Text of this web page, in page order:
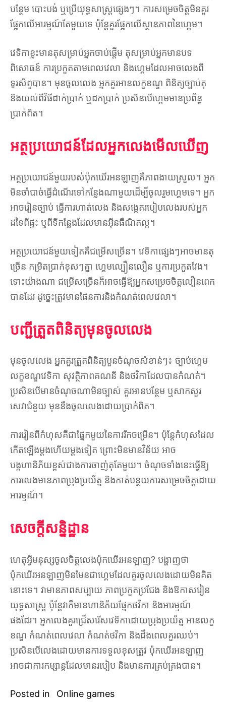
បន្ថែម បោះបង់ ឬប្រើយុទ្ធសាស្រ្តផ្សេងៗ។ ការសម្រេចចិត្តមិនគួរ
ផ្អែកលើអារម្មណ៍តែមួយទេ ប៉ុន្តែគួរផ្អែកលើស្ថានភាពនៃហ្គេម។
វេទិកាខ្លះមានតុសម្រាប់អ្នកចាប់ផ្តើម តុសម្រាប់អ្នកមានបទ
ពិសោធន៍ ការប្រកួតតាមពេលវេលា និងហ្គេមដែលអាចលេងពី
ទូរស័ព្ទបាន។ មុនចូលលេង អ្នកគួរអានលក្ខខណ្ឌ ពិនិត្យច្បាប់តុ
និងយល់ពីវិធីដាក់ប្រាក់ ឬដកប្រាក់ ប្រសិនបើហ្គេមមានប្រព័ន្ធ
ប្រាក់ពិត។
អត្ថប្រយោជន៍ដែលអ្នកលេងមើលឃើញ
អត្ថប្រយោជន៍មួយរបស់ប៉ុកឃើរអនឡាញគឺភាពងាយស្រួល។ អ្នក
មិនចាំបាច់ធ្វើដំណើរទៅកន្លែងណាមួយដើម្បីចូលរួមហ្គេមទេ។ អ្នក
អាចរៀនច្បាប់ ធ្វើការហាត់លេង និងសង្កេតរបៀបលេងរបស់អ្នក
ដទៃពីផ្ទះ ឬពីទីកន្លែងដែលមានអ៊ីនធឺណិតល្អ។
អត្ថប្រយោជន៍មួយទៀតគឺជម្រើសច្រើន។ វេទិកាផ្សេងៗអាចមានតុ
ច្រើន កម្រិតប្រាក់ខុសៗគ្នា ហ្គេមល្បឿនលឿន ឬការប្រកួតវែង។
ទោះយ៉ាងណា ជម្រើសច្រើនក៏អាចធ្វើឱ្យអ្នកសម្រេចចិត្តលឿនពេក
បានដែរ ដូច្នេះត្រូវមានផែនការនិងកំណត់ពេលវេលា។
បញ្ជីត្រួតពិនិត្យមុនចូលលេង
មុនចូលលេង អ្នកគួរត្រួតពិនិត្យបួនចំណុចសំខាន់ៗ៖ ច្បាប់ហ្គេម
លក្ខខណ្ឌវេទិកា សុវត្ថិភាពគណនី និងថវិកាដែលបានកំណត់។
ប្រសិនបើមានចំណុចណាមិនច្បាស់ គួរអានបន្ថែម ឬសាកសួរ
សេវាជំនួយ មុននឹងចូលលេងដោយប្រាក់ពិត។
ការរៀនពីកំហុសគឺជាផ្នែកមួយនៃការរីកចម្រើន។ ប៉ុន្តែកំហុសដែល
កើតឡើងម្តងហើយម្តងទៀត ព្រោះមិនមានវិន័យ អាច
បង្កហានិភ័យខ្ពស់ជាងការចាញ់តុតែមួយ។ ចំណុចទាំងនេះធ្វើឱ្យ
ការលេងមានភាពប្រុងប្រយ័ត្ន និងកាត់បន្ថយការសម្រេចចិត្តដោយ
អារម្មណ៍។
សេចក្តីសន្និដ្ឋាន
ហេតុអ្វីមនុស្សចូលចិត្តលេងប៉ុកឃើរអនឡាញ? បង្ហាញថា
ប៉ុកឃើរអនឡាញមិនមែនជាហ្គេមដែលគួរចូលលេងដោយមិនគិត
នោះទេ។ វាមានភាពសប្បាយ ភាពប្រកួតប្រជែង និងឱកាសរៀន
យុទ្ធសាស្រ្ត ប៉ុន្តែវាក៏មានហានិភ័យផ្នែកថវិកា និងអារម្មណ៍
ផងដែរ។ អ្នកលេងគួរជ្រើសរើសវេទិកាដោយប្រុងប្រយ័ត្ន អានលក្ខ
ខណ្ឌ កំណត់ពេលវេលា កំណត់ថវិកា និងដឹងពេលគួរឈប់។
ប្រសិនបើលេងដោយមានការទទួលខុសត្រូវ ប៉ុកឃើរអនឡាញ
អាចជាការកម្សាន្តដែលមានរបៀប និងមានការគ្រប់គ្រងបាន។
Posted in Online games